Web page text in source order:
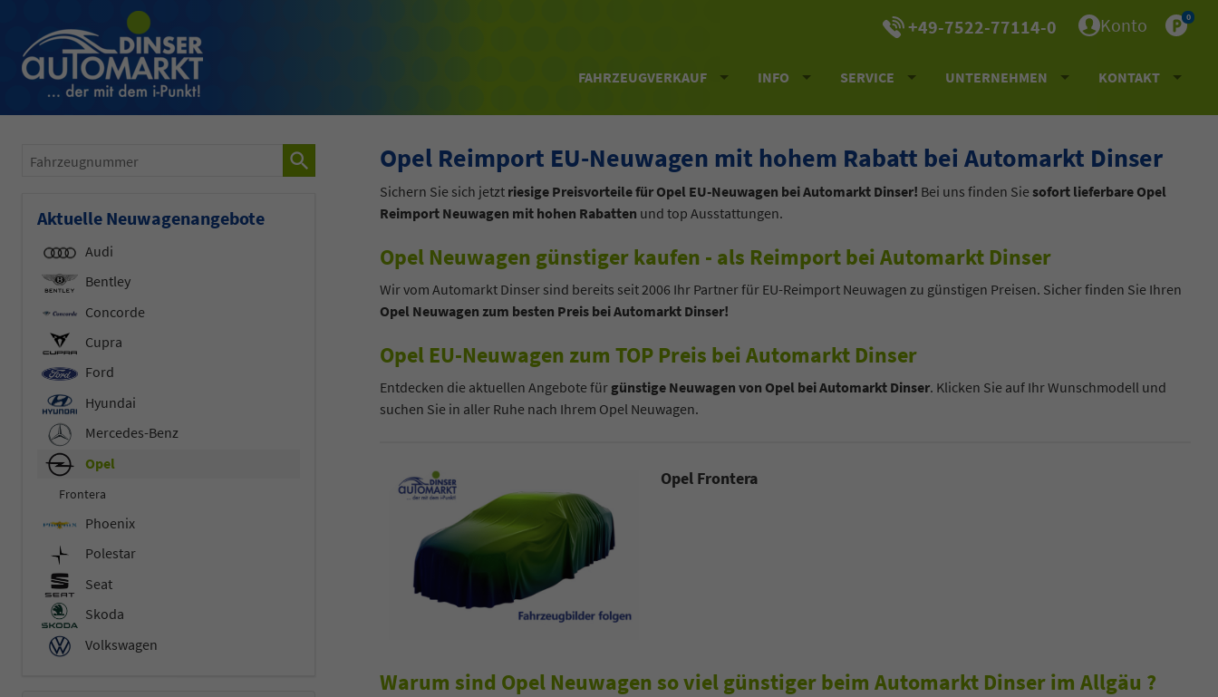
+49-7522-77114-0 Konto 0
FAHRZEUGVERKAUF INFO SERVICE UNTERNEHMEN KONTAKT
Opel Reimport EU-Neuwagen mit hohem Rabatt bei Automarkt Dinser
Sichern Sie sich jetzt riesige Preisvorteile für Opel EU-Neuwagen bei Automarkt Dinser! Bei uns finden Siesofort lieferbare Opel
Reimport Neuwagen mit hohen Rabatten und top Ausstattungen.
Opel Neuwagen günstiger kaufen - als Reimport bei Automarkt Dinser
Wir vom Automarkt Dinser sind bereits seit 2006 Ihr Partner für EU-Reimport Neuwagen zu günstigen Preisen. Sicher finden Sie Ihren
Opel Neuwagen zum besten Preis bei Automarkt Dinser!
Opel EU-Neuwagen zum TOP Preis bei Automarkt Dinser
Entdecken die aktuellen Angebote für günstige Neuwagen von Opel bei Automarkt Dinser. Klicken Sie auf Ihr Wunschmodell und
suchen Sie in aller Ruhe nach Ihrem Opel Neuwagen.
Opel Frontera
Warum sind Opel Neuwagen so viel günstiger beim Automarkt Dinser im Allgäu ?
Fahrzeugnummer
Aktuelle Neuwagenangebote
Audi
Bentley
Concorde
Cupra
Ford
Hyundai
Mercedes-Benz
Opel
Frontera
Phoenix
Polestar
Seat
Skoda
Volkswagen